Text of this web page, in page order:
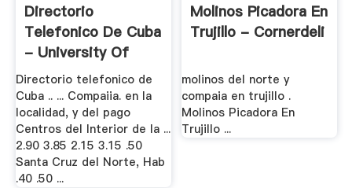
Directorio
Telefonico De Cuba
- University Of
Florida
Directorio telefonico de
Cuba .. ... Compaiia. en la
localidad, y del pago
Centros del Interior de la ...
2.90 3.85 2.15 3.15 .50
Santa Cruz del Norte, Hab
.40 .50 ...
Molinos Picadora En
Trujillo - Cornerdeli
molinos del norte y
compaia en trujillo .
Molinos Picadora En
Trujillo ...